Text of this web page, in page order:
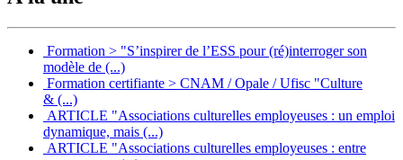
Formation > "S’inspirer de l’ESS pour (ré)interroger son
modèle de (...)
Formation certifiante > CNAM / Opale / Ufisc "Culture
& (...)
ARTICLE "Associations culturelles employeuses : un emploi
dynamique, mais (...)
ARTICLE "Associations culturelles employeuses : entre